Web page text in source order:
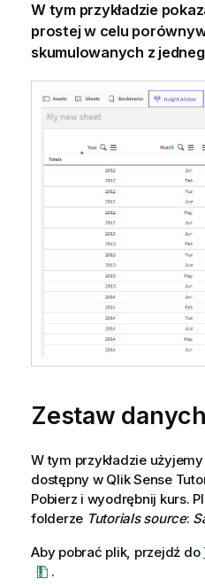
W tym przykładzie
prostej w celu
skumulowanych z
Zestaw danych
W tym przykładzie
dostępny w Qlik Sense
Pobierz i wyodrębnij kurs.
folderze Tutorials source:
Aby pobrać plik, przejdź do
.